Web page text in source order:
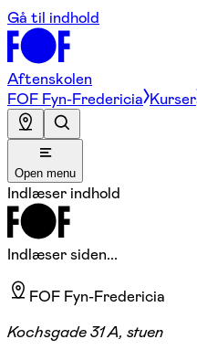
Gå til indhold
Aftenskolen
FOF Fyn-Fredericia Kurser
Open menu
Indlæser indhold
Indlæser siden...
FOF Fyn-Fredericia
Kochsgade 31 A, stuen